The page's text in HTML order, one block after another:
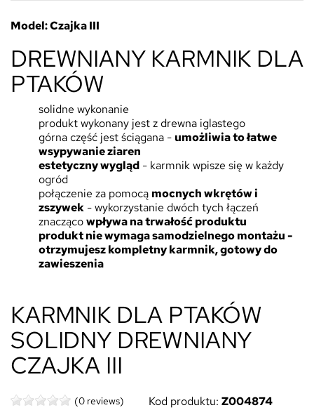
Model: Czajka III
DREWNIANY KARMNIK DLA
PTAKÓW
solidne wykonanie
produkt wykonany jest z drewna iglastego
górna część jest ściągana - umożliwia to łatwe
wsypywanie ziaren
estetyczny wygląd - karmnik wpisze się w każdy
ogród
połączenie za pomocą mocnych wkrętów i
zszywek - wykorzystanie dwóch tych łączeń
znaczącowpływa na trwałość produktu
produkt nie wymaga samodzielnego montażu -
otrzymujesz kompletny karmnik, gotowy do
zawieszenia
KARMNIK DLA PTAKÓW
SOLIDNY DREWNIANY
CZAJKA III
(0 reviews) Kod produktu: Z004874